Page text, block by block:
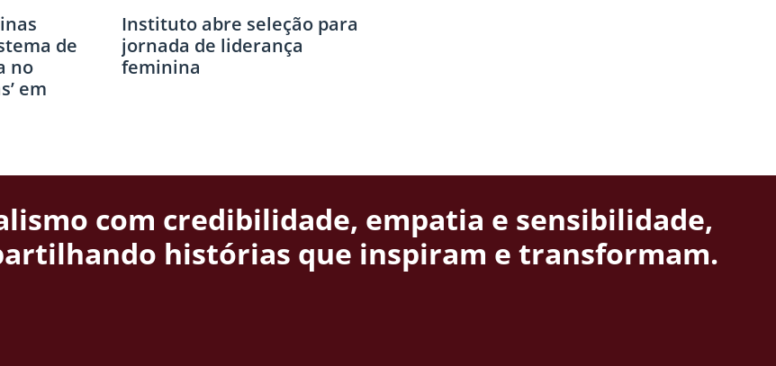
de
no
em
Instituto abre seleção para
jornada de liderança
feminina
com credibilidade, empatia e sensibilidade,
histórias que inspiram e transformam.